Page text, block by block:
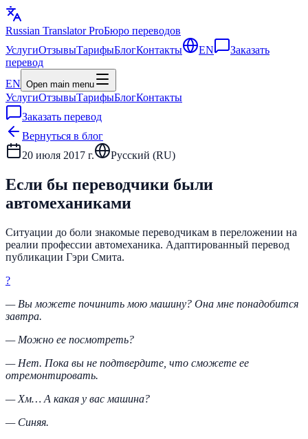
Russian TranslatorProБюро переводов
УслугиОтзывыТарифыБлогКонтакты EN
Заказать
перевод
EN Open main menu
УслугиОтзывыТарифыБлогКонтакты
Заказать перевод
Вернуться в блог
20 июля 2017 г.
Русский (RU)
Если бы переводчики были
автомеханиками
Ситуации до боли знакомые переводчикам в переложении на
реалии профессии автомеханика. Адаптированный перевод
публикации Гэри Смита.
?
— Вы можете починить мою машину? Она мне понадобится
завтра.
— Можно ее посмотреть?
— Нет. Пока вы не подтвердите, что сможете ее
отремонтировать.
— Хм… А какая у вас машина?
— Синяя.